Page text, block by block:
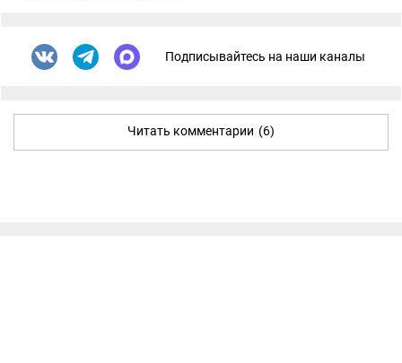
Подписывайтесь на наши каналы
Читать комментарии (6)